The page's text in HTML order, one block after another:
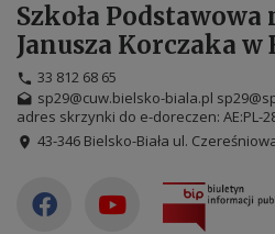
Szkoła Podstawowa
Janusza Korczaka w
33 812 68 65
sp29@cuw.bielsko-biala.pl
adres skrzynki do e-doreczen: AE:PL-
43-346 Bielsko-Biała ul.